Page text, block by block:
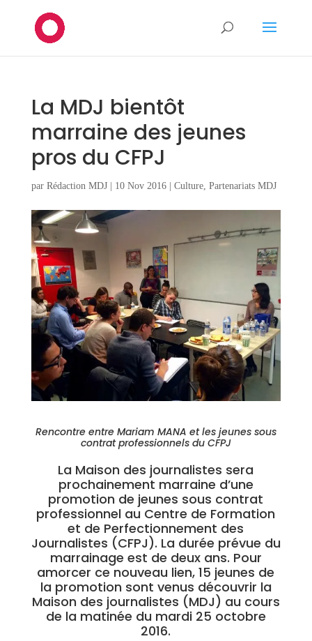
La MDJ bientôt
marraine des jeunes
pros du CFPJ
par Rédaction MDJ| 10 Nov 2016| Culture, Partenariats MDJ
Rencontre entre Mariam MANA et les jeunes sous
contrat professionnels du CFPJ
La Maison des journalistes sera
prochainement marraine d’une
promotion de jeunes sous contrat
professionnel au Centre de Formation
et de Perfectionnement des
Journalistes (CFPJ). La durée prévue du
marrainage est de deux ans. Pour
amorcer ce nouveau lien, 15 jeunes de
la promotion sont venus découvrir la
Maison des journalistes (MDJ) au cours
de la matinée du mardi 25 octobre
2016.